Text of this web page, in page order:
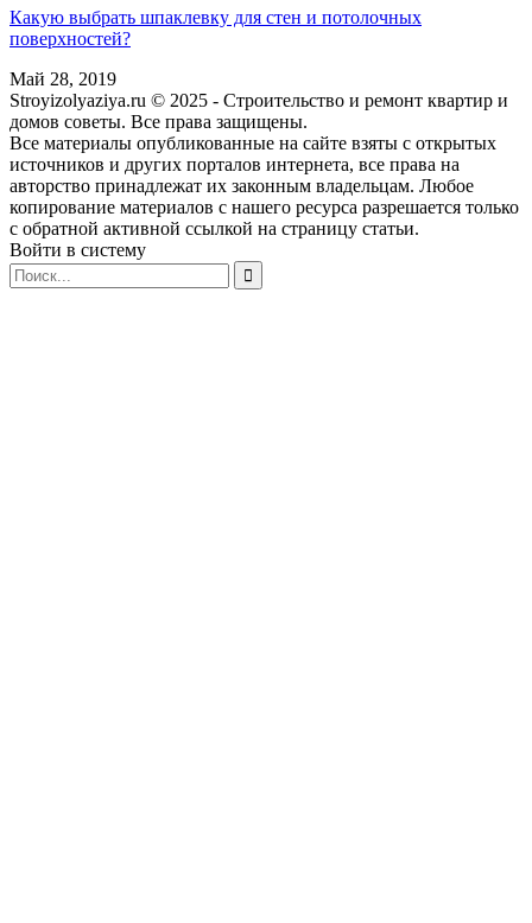
Какую выбрать шпаклевку для стен и потолочных
поверхностей?
Май 28, 2019
Stroyizolyaziya.ru © 2025 - Строительство и ремонт квартир и
домов советы. Все права защищены.
Все материалы опубликованные на сайте взяты с открытых
источников и других порталов интернета, все права на
авторство принадлежат их законным владельцам. Любое
копирование материалов с нашего ресурса разрешается только
с обратной активной ссылкой на страницу статьи.
Войти в систему